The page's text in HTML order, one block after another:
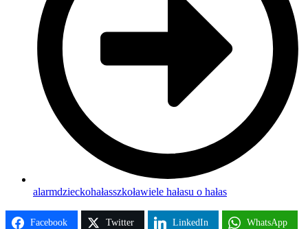
alarmdzieckohałasszkoławiele hałasu o hałas
Facebook Twitter LinkedIn WhatsApp